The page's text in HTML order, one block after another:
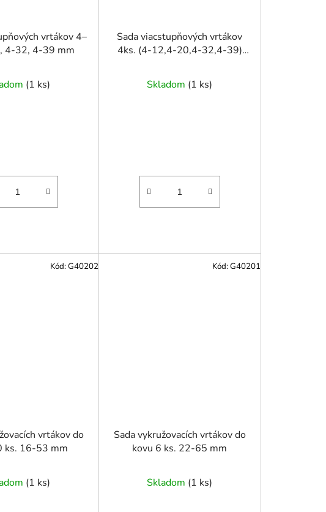
vrtákov 4–
4-32, 4-39 mm
(1 ks)
Sada viacstupňových vrtákov
4ks. (4-12,4-20,4-32,4-39)
Skladom (1 ks)
vrtákov do
ks. 16-53 mm
(1 ks)
Kód:G40202
Sada vykružovacích vrtákov do
kovu 6 ks. 22-65 mm
Skladom (1 ks)
Kód:G40201